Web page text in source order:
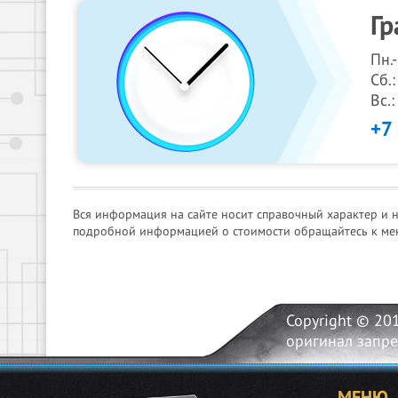
Вся информация на сайте носит справочный характер и
подробной информацией о стоимости обращайтесь к
Copyright ©
оригинал